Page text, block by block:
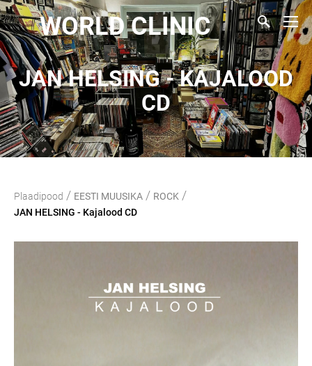
WORLD CLINIC
JAN HELSING - KAJALOOD
CD
Plaadipood / EESTI MUUSIKA / ROCK /
JAN HELSING - Kajalood CD